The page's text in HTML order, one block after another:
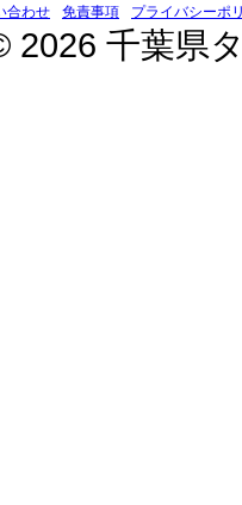
合わせ 免責事項 プライバシーポ
2026 千葉県